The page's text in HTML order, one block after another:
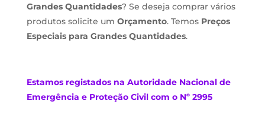
Grandes Quantidades? Se deseja comprar vários
produtos solicite um Orçamento. Temos Preços
Especiais para Grandes Quantidades.
Estamosregistados na Autoridade Nacional de
Emergência e Proteção Civil com o Nº 2995